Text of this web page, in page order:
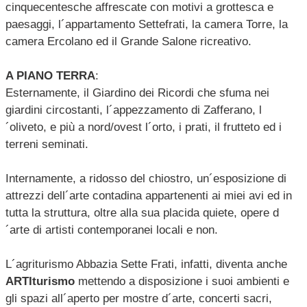
cinquecentesche affrescate con motivi a grottesca e
paesaggi, l´appartamento Settefrati, la camera Torre, la
camera Ercolano ed il Grande Salone ricreativo.
A PIANO TERRA:
Esternamente, il Giardino dei Ricordi che sfuma nei
giardini circostanti, l´appezzamento di Zafferano, l
´oliveto, e più a nord/ovest l´orto, i prati, il frutteto ed i
terreni seminati.
Internamente, a ridosso del chiostro, un´esposizione di
attrezzi dell´arte contadina appartenenti ai miei avi ed in
tutta la struttura, oltre alla sua placida quiete, opere d
´arte di artisti contemporanei locali e non.
L´agriturismo Abbazia Sette Frati, infatti, diventa anche
ARTIturismo mettendo a disposizione i suoi ambienti e
gli spazi all´aperto per mostre d´arte, concerti sacri,